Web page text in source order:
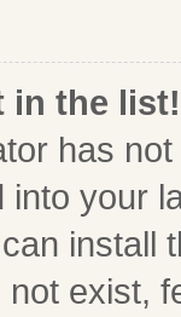
in the list!
has
your
install
exist,